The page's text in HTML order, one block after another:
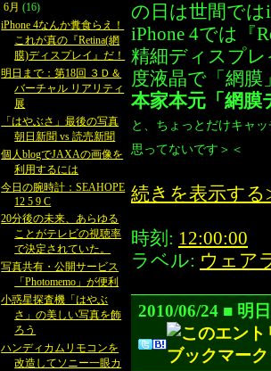
の日は世間では
iPhone 4では『
精細ディスプ
度液晶で「網
本家本元「網
と、ちょっとだけキャ
思ってないです＞＜
続きを表示す
時刻: 12:00:00
ラベル: ウェア
2010/06/24 ■ 明
6月 (16)
iPhone 4なんか糞食らえ！
これが真の『Retina(網
膜)ディスプレイ』だ！
明日まで：第18回 ３Ｄ＆
バーチャル リアリティ
展
「はやぶさ」最後の写真
朝日新聞 vs 読売新聞
個人blogでJAXAの画像を
利用するには
今日の腕時計：SEAHOPE
12 5 9 C
20分後の未来、あらゆる
ことがテレビの視聴率
で決定されていた。
写真共有・公開サービス
「Photomemo」が便利
小惑星探査機「はやぶ
さ」の美しい写真を飾
ろう
ハンディカムリモコンを
改造してソニー一眼カ